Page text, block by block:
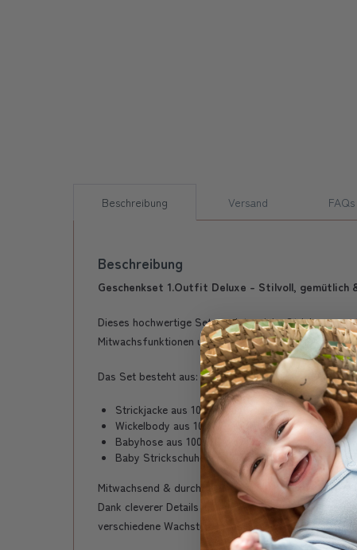
Beschreibung Versand FAQs
Beschreibung
Geschenkset 1.Outfit Deluxe - Stilvoll,
Dieses hochwertige Set vereint weiche Strickware
Mitwachsfunktionen und eine liebevolle
Das Set besteht aus:
Strickjacke aus 100% Baumwolle (Oeko-Tex
Wickelbody aus 100% Oeko-Tex zertifizierte
Babyhose aus 100% Oeko-Tex zertifizierte
Baby Strickschuhe aus 100% Oeko-Tex
Mitwachsend & durchdacht – nachhaltig und praktisch
Dank cleverer Details können Body und Hose über
verschiedene Wachstumsphasen hinweg.